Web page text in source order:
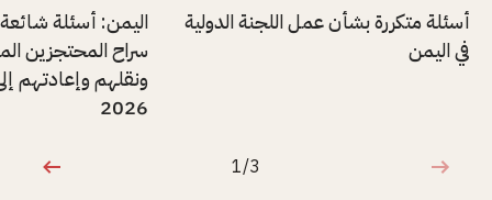
أسئلة متكررة بشأن عمل اللجنة الدولية
في اليمن
اليمن: أسئلة
سراح المحتجزين
ونقلهم وإعادتهم
2026
1 من 3
1/3